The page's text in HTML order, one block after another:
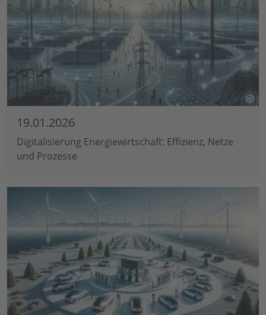
19.01.2026
Digitalisierung Energiewirtschaft: Effizienz, Netze
und Prozesse